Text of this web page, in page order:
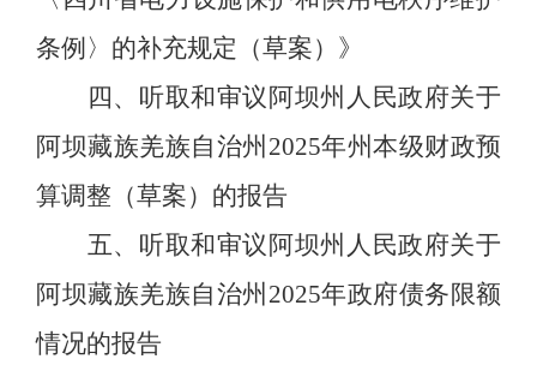
条例〉的补充规定（草案）》
四、 听取和审议阿坝州人民政府关于
阿坝藏族羌族自治州 2025年州本级财政预
算调整（草案）的报告
五、 听取和审议阿坝州人民政府关于
阿坝藏族羌族自治州 2025年政府债务限额
情况的报告